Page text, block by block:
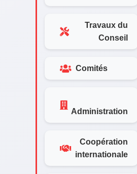
Travaux du
Conseil
Comités
Administration
Coopération
internationale